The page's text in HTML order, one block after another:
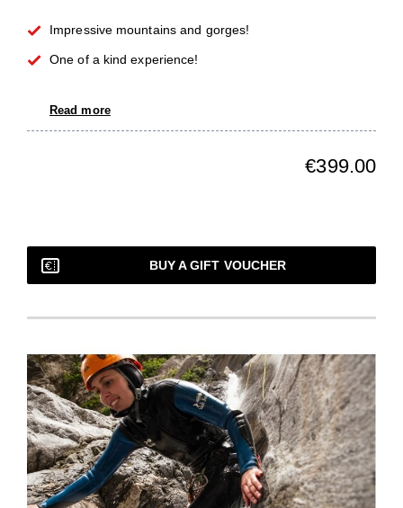
Impressive mountains and gorges!
One of a kind experience!
Read more
€399.00
BUY A GIFT VOUCHER